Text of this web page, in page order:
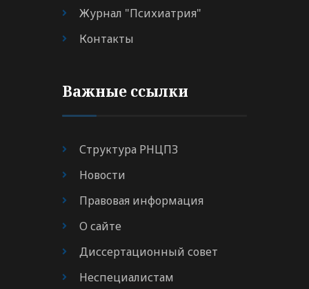
Журнал "Психиатрия"
Контакты
Важные ссылки
Структура РНЦПЗ
Новости
Правовая информация
О сайте
Диссертационный совет
Неспециалистам